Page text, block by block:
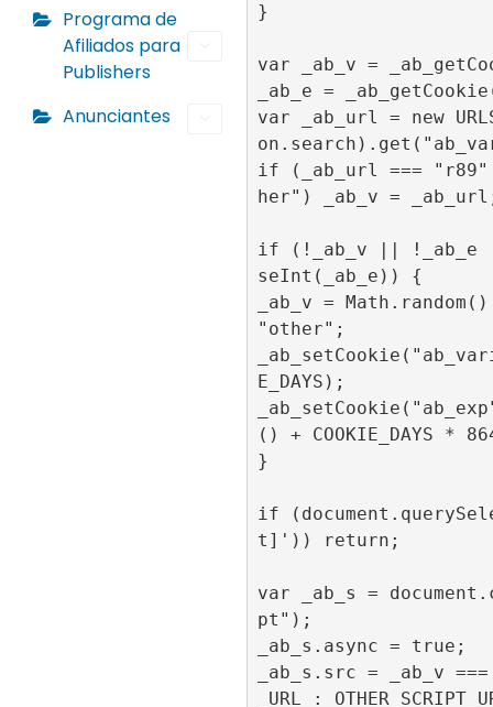
Programa de
Afiliados para
Publishers
Anunciantes
}
var _ab_v =
_ab_e =
var _ab_url = new
if (_ab_url ===
her") _ab_v =
if (!_ab_v || !_ab_e
seInt(_ab_e)) {
_ab_v =
"other";
E_DAYS);
() + COOKIE_DAYS *
}
if
t]')) return;
var _ab_s =
pt");
_ab_s.async = true;
_ab_s.src = _ab_v
_URL :